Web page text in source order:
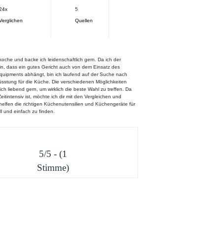
5
Quellen
und backe ich leidenschaftlich gern. Da ich der
dass ein gutes Gericht auch von dem Einsatz des
abhängt, bin ich laufend auf der Suche nach
für die Küche. Die verschiedenen Möglichkeiten
liebend gern, um wirklich die beste Wahl zu treffen. Da
ist, möchte ich dir mit den Vergleichen und
die richtigen Küchenutensilien und Küchengeräte für
und einfach zu finden.
5/5 - (1
Stimme)